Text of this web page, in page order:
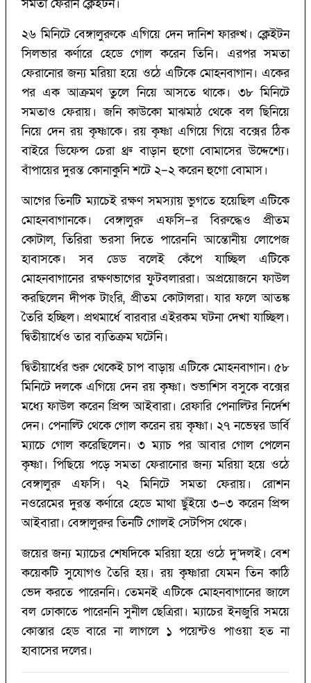
সমতা ফেরান ক্লেইটন।
২৬ মিনিটে বেঙ্গালুরুকে এগিয়ে দেন দানিশ ফারুখ। ক্লেইটন
সিলভার কর্ণারে হেডে গোল করেন তিনি। এরপর সমতা
ফেরানোর জন্য মরিয়া হয়ে ওঠে এটিকে মোহনবাগান। একের
পর এক আক্রমণ তুলে নিয়ে আসতে থাকে। ৩৮ মিনিটে
সমতাও ফেরায়। জনি কাউকো মাঝমাঠ থেকে বল ছিনিয়ে
নিয়ে দেন রয় কৃষ্ণাকে। রয় কৃষ্ণা এগিয়ে গিয়ে বক্সের ঠিক
বাইরে ডিফেন্স চেরা থ্রু বাড়ান হুগো বোমাসের উদ্দেশ্যে।
বাঁপায়ের দুরন্ত কোনাকুনি শটে ২–২ করেন হুগো বোমাস।
আগের তিনটি ম্যাচেই রক্ষণ সমস্যায় ভুগতে হয়েছিল এটিকে
মোহনবাগানকে। বেঙ্গালুরু এফসি–র বিরুদ্ধেও প্রীতম
কোটাল, তিরিরা ভরসা দিতে পারেননি আন্তোনীয় লোপেজ
হাবাসকে। সব ডেড বলেই কেঁপে যাচ্ছিল এটিকে
মোহনবাগানের রক্ষণভাগের ফুটবলাররা। অপ্রয়োজনে ফাউল
করছিলেন দীপক টাংরি, প্রীতম কোটালরা। যার ফলে আতঙ্ক
তৈরি হচ্ছিল। প্রথমার্ধে বারবার এইরকম ঘটনা দেখা যাচ্ছিল।
দ্বিতীয়ার্ধেও তার ব্যতিক্রম ঘটেনি।
দ্বিতীয়ার্ধের শুরু থেকেই চাপ বাড়ায় এটিকে মোহনবাগান। ৫৮
মিনিটে দলকে এগিয়ে দেন রয় কৃষ্ণা। শুভাশিস বসুকে বক্সের
মধ্যে ফাউল করেন প্রিন্স আইবারা। রেফারি পেনাল্টির নির্দেশ
দেন। পেনাল্টি থেকে গোল করেন রয় কৃষ্ণা। ২৭ নভেম্বর ডার্বি
ম্যাচে গোল করেছিলেন। ৩ ম্যাচ পর আবার গোল পেলেন
কৃষ্ণা। পিছিয়ে পড়ে সমতা ফেরানোর জন্য মরিয়া হয়ে ওঠে
বেঙ্গালুরু এফসি। ৭২ মিনিটে সমতা ফেরায়। রোশন
নওরেমের দুরন্ত কর্ণারে হেডে মাথা ছুঁইয়ে ৩–৩ করেন প্রিন্স
আইবারা। বেঙ্গালুরুর তিনটি গোলই সেটপিস থেকে।
জয়ের জন্য ম্যাচের শেষদিকে মরিয়া হয়ে ওঠে দু’‌দলই। বেশ
কয়েকটি সুযোগও তৈরি হয়। রয় কৃষ্ণারা যেমন তিন কাঠি
ভেদ করতে পারেননি। তেমনই এটিকে মোহনবাগানের জালে
বল ঢোকাতে পারেননি সুনীল ছেত্রিরা। ম্যাচের ইনজুরি সময়ে
কোস্তার হেড বারে না লাগলে ১ পয়েন্টও পাওয়া হত না
হাবাসের দলের।